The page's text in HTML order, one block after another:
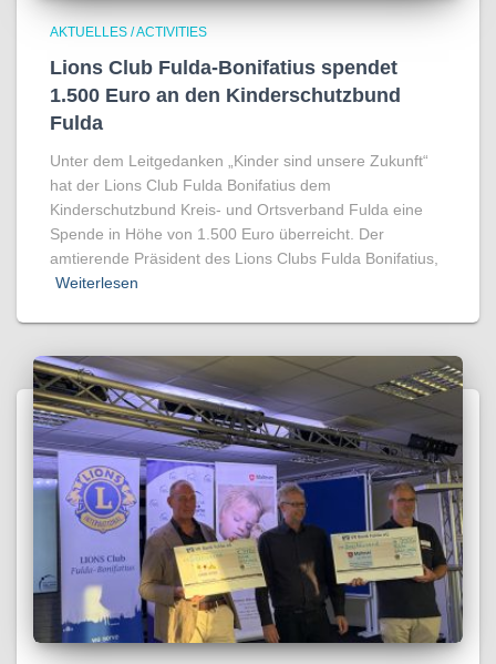
AKTUELLES / ACTIVITIES
Lions Club Fulda-Bonifatius spendet
1.500 Euro an den Kinderschutzbund
Fulda
Unter dem Leitgedanken „Kinder sind unsere Zukunft“
hat der Lions Club Fulda Bonifatius dem
Kinderschutzbund Kreis- und Ortsverband Fulda eine
Spende in Höhe von 1.500 Euro überreicht. Der
amtierende Präsident des Lions Clubs Fulda Bonifatius,
Weiterlesen